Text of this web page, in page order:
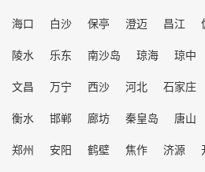
海口
白沙 保亭 澄迈 昌江
陵水
乐东 南沙岛 琼海 琼中
文昌
万宁 西沙 河北 石家庄
衡水
邯郸 廊坊 秦皇岛 唐山
郑州
安阳 鹤壁 焦作 济源